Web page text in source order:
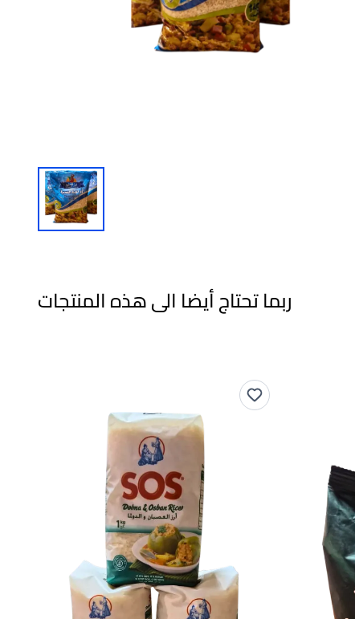
ربما تحتاج أيضا الى هذه المنتجات